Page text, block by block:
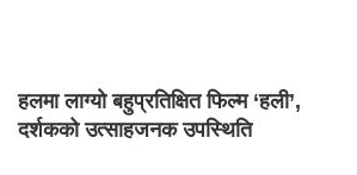
हलमा लाग्यो बहुप्रतिक्षित फिल्म ‘हली’,
दर्शकको उत्साहजनक उपस्थिति